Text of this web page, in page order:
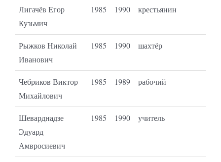
Лигачёв Егор
Кузьмич
1985 1990 крестьянин
Рыжков Николай
Иванович
1985 1990 шахтёр
Чебриков Виктор
Михайлович
1985 1989 рабочий
Шеварднадзе
Эдуард
Амвросиевич
1985 1990 учитель